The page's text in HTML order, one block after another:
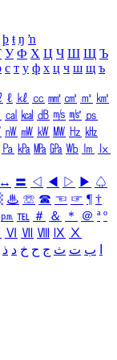
þ ŧ ŋ ŉ
У Ф Х Ц Ч Ш Щ Ъ
с т у ф х ц ч ш щ ъ
ℓ ㎘ ㏄ ㎣ ㎤ ㎥ ㎦
㎈ ㎉ ㏈ ㎧ ㎨ ㎰
㎻ ㎽ ㎾ ㎿ ㎐ ㎑
㎩ ㎪ ㎫ ㎬ ㏝ ㏐
㏓
↔ 〓 ◁ ◀ ▷ ▶ ♤
♨ ☏ ☎ ☜ ☞ ¶ †
㏘ ℡ ＃ ＆ ＊ ＠ ª º
Ⅵ Ⅶ Ⅷ Ⅸ Ⅹ
ب ت ث ج ح خ د ذ